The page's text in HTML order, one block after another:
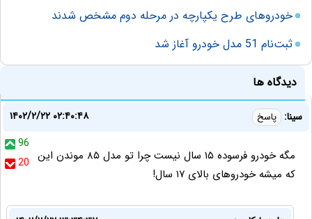
خودروهای طرح یکپارچه در مرحله دوم مشخص شدند
ثبت‌نام 51 مدل خودرو آغاز شد
دیدگاه ها
سینا: پاسخ
۱۴۰۲/۲/۲۲ ۰۲:۴۰:۴۸
96
20 مگه خودرو فرسوده ۱۵ سال نیست چرا تو مدل ۸۵ موندن این
که میشه خودروهای بالای ۱۷ سال!